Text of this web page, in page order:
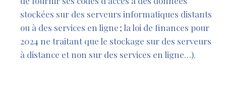
stockées sur des serveurs informatiques distants
ou à des services en ligne ; la loi de finances pour
2024 ne traitant que le stockage sur des serveurs
à distance et non sur des services en ligne…).